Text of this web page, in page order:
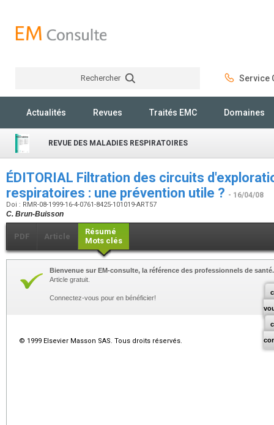
Rechercher Service
Actualités Revues Traités EMC Domaines
REVUE DES MALADIES RESPIRATOIRES
ÉDITORIAL Filtration des circuits
respiratoires : une prévention utile ? - 16/04/08
Doi : RMR-08-1999-16-4-0761-8425-101019-ART57
C. Brun-Buisson
PDF Article
Résumé
Mots clés
Bienvenue sur EM-consulte, la référence des professionnels de santé.
Article gratuit.
Connectez-vous pour en bénéficier!
© 1999 Elsevier Masson SAS. Tous droits réservés.